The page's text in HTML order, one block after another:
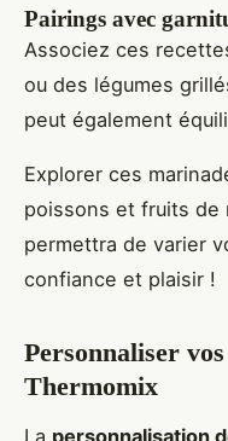
Pairings avec
Associez ces
ou des légumes
peut également
Explorer ces
poissons et fruits de
permettra de varier
confiance et plaisir !
Personnaliser
Thermomix